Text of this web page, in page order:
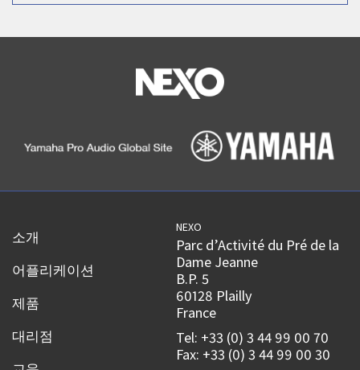
소개
어플리케이션
제품
대리점
NEXO
Parc d’Activité du Pré de la
Dame Jeanne
B.P. 5
60128 Plailly
France
Tel: +33 (0) 3 44 99 00 70
Fax: +33 (0) 3 44 99 00 30